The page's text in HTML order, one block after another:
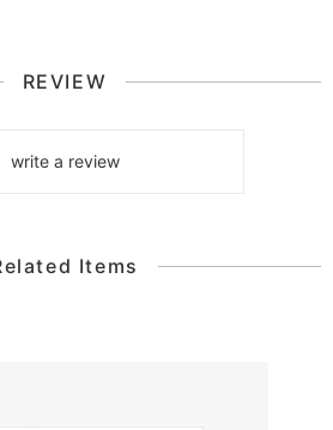
REVIEW
write a review
Items